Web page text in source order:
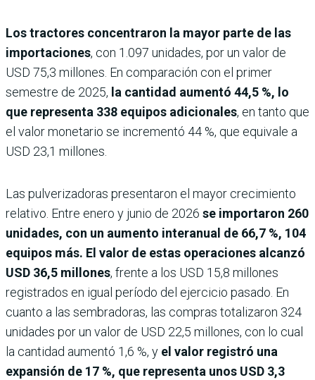
Los tractores concentraron la mayor parte de las
importaciones, con 1.097 unidades, por un valor de
USD 75,3 millones. En comparación con el primer
semestre de 2025, la cantidad aumentó 44,5 %, lo
que representa 338 equipos adicionales, en tanto que
el valor monetario se incrementó 44 %, que equivale a
USD 23,1 millones.
Las pulverizadoras presentaron el mayor crecimiento
relativo. Entre enero y junio de 2026 se importaron 260
unidades, con un aumento interanual de 66,7 %, 104
equipos más. El valor de estas operaciones alcanzó
USD 36,5 millones, frente a los USD 15,8 millones
registrados en igual período del ejercicio pasado. En
cuanto a las sembradoras, las compras totalizaron 324
unidades por un valor de USD 22,5 millones, con lo cual
la cantidad aumentó 1,6 %, y el valor registró una
expansión de 17 %, que representa unos USD 3,3